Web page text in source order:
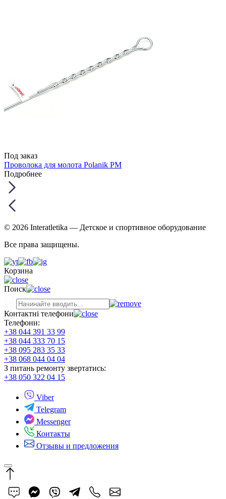
Под заказ
Проволока для молота Polanik PM
Подробнее
© 2026 Interatletika — Детское и спортивное оборудование
Все права защищены.
Корзина
Поиск
Контактні телефони
Телефони:
+38 044 391 33 99
+38 044 333 70 15
+38 095 283 35 33
+38 068 044 04 04
З питань ремонту звертатись:
+38 050 322 04 15
Viber
Telegram
Messenger
Контакты
Отзывы и предложения